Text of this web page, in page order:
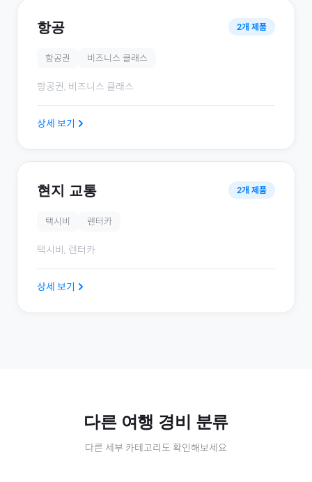
항공 2개 제품
항공권 비즈니스 클래스
항공권, 비즈니스 클래스
상세 보기
현지 교통 2개 제품
택시비 렌터카
택시비, 렌터카
상세 보기
다른 여행 경비 분류
다른 세부 카테고리도 확인해보세요